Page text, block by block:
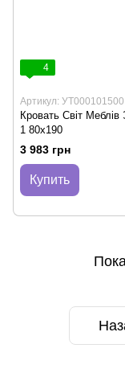
4
Артикул: УТ000101500
Кровать Світ Меблів
1 80х190
3 983 грн
Купить